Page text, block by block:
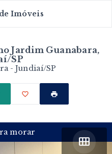
Imóveis
Jardim Guanabara,
SP
- Jundiaí/SP
morar